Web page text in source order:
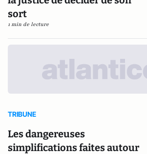
sort
1 min de lecture
TRIBUNE
Les dangereuses
simplifications faites autour